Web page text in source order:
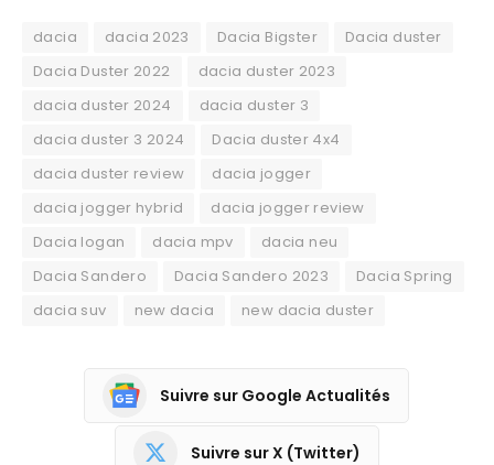
dacia dacia 2023 Dacia Bigster
Dacia duster
Dacia Duster 2022
dacia duster 2023
dacia duster 2024
dacia duster 3
dacia duster 3 2024
Dacia duster 4x4
dacia duster review
dacia jogger
dacia jogger hybrid
dacia jogger review
Dacia logan
dacia mpv
dacia neu
Dacia Sandero
Dacia Sandero 2023
Dacia Spring
dacia suv
new dacia new dacia duster
Suivre sur Google Actualités
Suivre sur X (Twitter)